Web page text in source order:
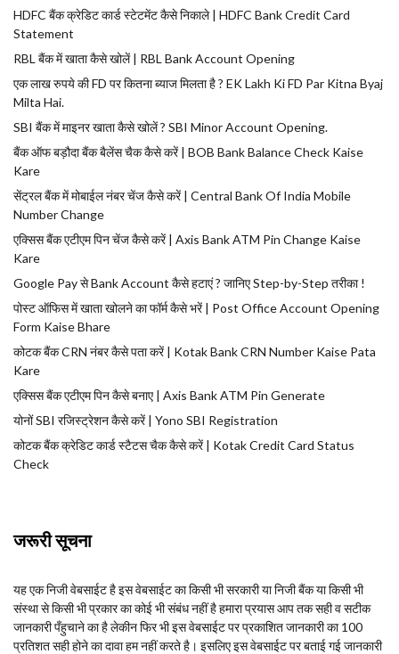
HDFC बैंक क्रेडिट कार्ड स्टेटमेंट कैसे निकाले | HDFC Bank Credit Card
Statement
RBL बैंक में खाता कैसे खोलें | RBL Bank Account Opening
एक लाख रुपये की FD पर कितना ब्याज मिलता है ? EK Lakh Ki FD Par Kitna Byaj
Milta Hai.
SBI बैंक में माइनर खाता कैसे खोलें ? SBI Minor Account Opening.
बैंक ऑफ बड़ौदा बैंक बैलेंस चैक कैसे करें | BOB Bank Balance Check Kaise
Kare
सेंट्रल बैंक में मोबाईल नंबर चेंज कैसे करें | Central Bank Of India Mobile
Number Change
एक्सिस बैंक एटीएम पिन चेंज कैसे करें | Axis Bank ATM Pin Change Kaise
Kare
Google Pay से Bank Account कैसे हटाएं ? जानिए Step-by-Step तरीका !
पोस्ट ऑफिस में खाता खोलने का फॉर्म कैसे भरें | Post Office Account Opening
Form Kaise Bhare
कोटक बैंक CRN नंबर कैसे पता करें | Kotak Bank CRN Number Kaise Pata
Kare
एक्सिस बैंक एटीएम पिन कैसे बनाए | Axis Bank ATM Pin Generate
योनों SBI रजिस्ट्रेशन कैसे करें | Yono SBI Registration
कोटक बैंक क्रेडिट कार्ड स्टैटस चैक कैसे करें | Kotak Credit Card Status
Check
जरूरी सूचना
यह एक निजी वेबसाईट है इस वेबसाईट का किसी भी सरकारी या निजी बैंक या किसी भी
संस्था से किसी भी प्रकार का कोई भी संबंध नहीं है हमारा प्रयास आप तक सही व सटीक
जानकारी पँहुचाने का है लेकीन फिर भी इस वेबसाईट पर प्रकाशित जानकारी का 100
प्रतिशत सही होने का दावा हम नहीं करते है। इसलिए इस वेबसाईट पर बताई गई जानकारी